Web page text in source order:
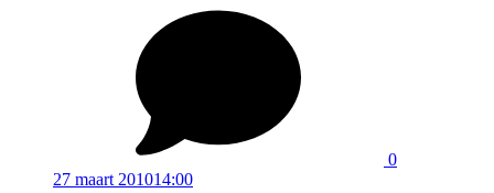
0
27 maart 201014:00